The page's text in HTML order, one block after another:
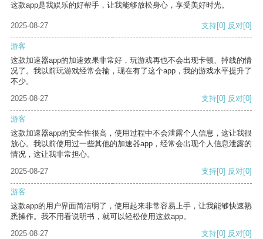
这款app是我娱乐的好帮手，让我能够放松身心，享受美好时光。
2025-08-27 支持[0] 反对[0]
游客
这款加速器app的加速效果非常好，玩游戏再也不会出现卡顿、掉线的情
况了。我以前玩游戏经常会输，现在有了这个app，我的游戏水平提升了
不少。
2025-08-27
支持[0] 反对[0]
游客
这款加速器app的安全性很高，使用过程中不会泄露个人信息，这让我很
放心。我以前使用过一些其他的加速器app，经常会出现个人信息泄露的
情况，这让我非常担心。
2025-08-27
支持[0] 反对[0]
游客
这款app的用户界面简洁明了，使用起来非常容易上手，让我能够快速熟
悉操作。我不用看说明书，就可以轻松使用这款app。
2025-08-27
支持[0] 反对[0]